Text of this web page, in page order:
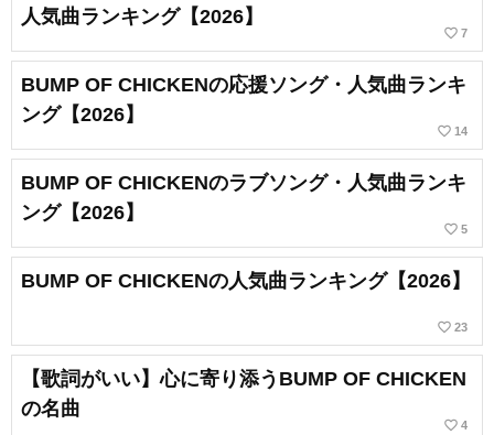
人気曲ランキング【2026】
favorite_border 7
BUMP OF CHICKENの応援ソング・人気曲ランキ
ング【2026】
favorite_border 14
BUMP OF CHICKENのラブソング・人気曲ランキ
ング【2026】
favorite_border 5
BUMP OF CHICKENの人気曲ランキング【2026】
favorite_border 23
【歌詞がいい】心に寄り添うBUMP OF CHICKEN
の名曲
favorite_border 4